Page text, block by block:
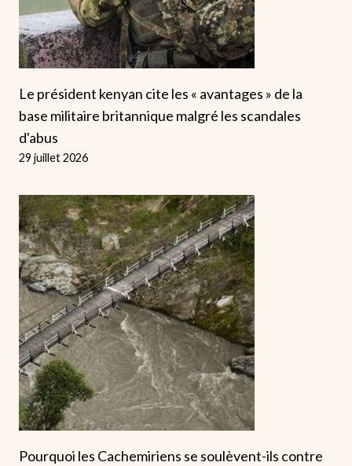
Le président kenyan cite les « avantages » de la
base militaire britannique malgré les scandales
d'abus
29 juillet 2026
Pourquoi les Cachemiriens se soulèvent-ils contre